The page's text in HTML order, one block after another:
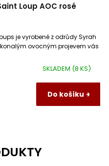
Loup AOC rosé
SKLADEM (8 KS)
Do košíku
je vyrobené z odrůdy Syrah
ovocným projevem vás